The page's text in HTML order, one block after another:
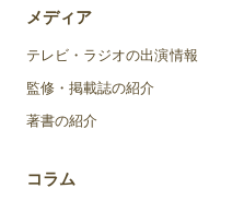
メディア
テレビ・ラジオの出演情報
監修・掲載誌の紹介
著書の紹介
コラム